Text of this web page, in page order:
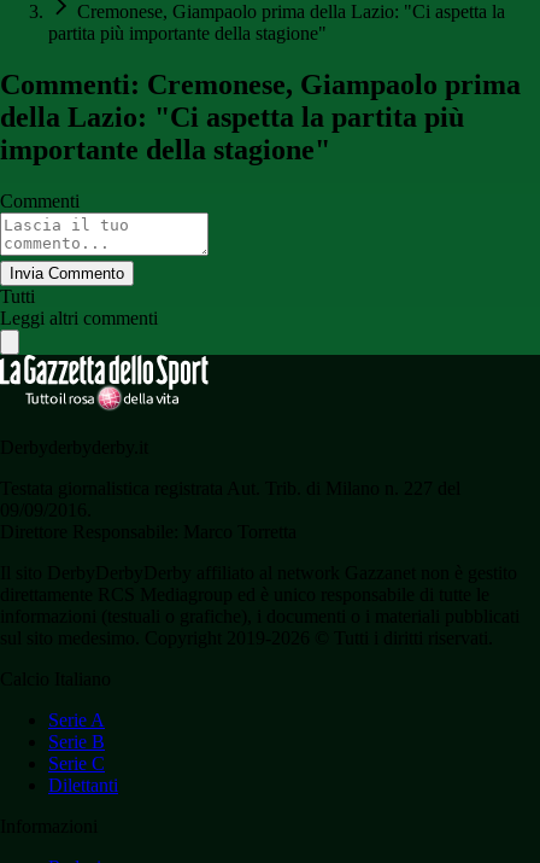
Cremonese, Giampaolo prima della Lazio: "Ci aspetta la
partita più importante della stagione"
Commenti: Cremonese, Giampaolo prima
della Lazio: "Ci aspetta la partita più
importante della stagione"
Commenti
Invia Commento
Tutti
Leggi altri commenti
Serie A
Serie B
Serie C
Dilettanti